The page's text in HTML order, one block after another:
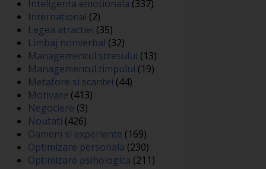
Inteligenta emotionala (337)
Internațional (2)
Legea atractiei (35)
Limbaj nonverbal (32)
Managementul stresului (13)
Managementul timpului (19)
Metafore si scantei (44)
Motivare (413)
Negociere (3)
Noutati (426)
Oameni si experiente (169)
Optimizare personala (230)
Optimizare psihologica (211)